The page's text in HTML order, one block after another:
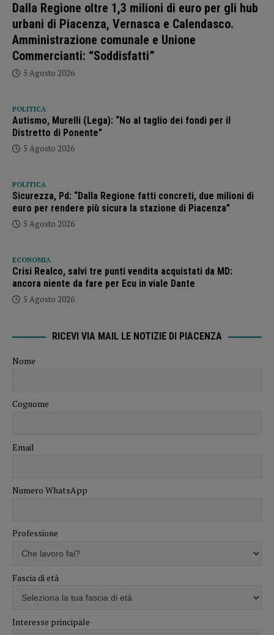
Dalla Regione oltre 1,3 milioni di euro per gli hub
urbani di Piacenza, Vernasca e Calendasco.
Amministrazione comunale e Unione
Commercianti: “Soddisfatti”
5 Agosto 2026
POLITICA
Autismo, Murelli (Lega): “No al taglio dei fondi per il
Distretto di Ponente”
5 Agosto 2026
POLITICA
Sicurezza, Pd: “Dalla Regione fatti concreti, due milioni di
euro per rendere più sicura la stazione di Piacenza”
5 Agosto 2026
ECONOMIA
Crisi Realco, salvi tre punti vendita acquistati da MD:
ancora niente da fare per Ecu in viale Dante
5 Agosto 2026
RICEVI VIA MAIL LE NOTIZIE DI PIACENZA
Nome
Cognome
Email
Numero WhatsApp
Professione
Fascia di età
Interesse principale